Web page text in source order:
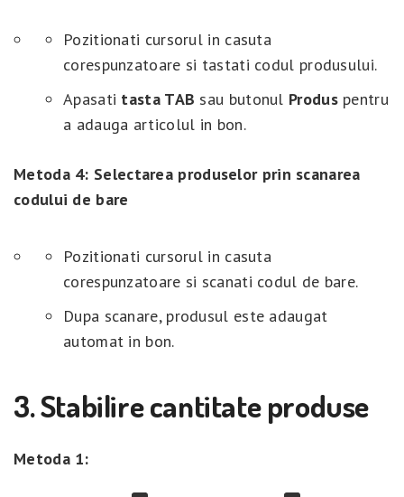
Pozitionati cursorul in casuta
corespunzatoare si tastati codul produsului.
Apasati tasta TAB sau butonul Produspentru
a adauga articolul in bon.
Metoda 4: Selectarea produselor prin scanarea
codului de bare
Pozitionati cursorul in casuta
corespunzatoare si scanati codul de bare.
Dupa scanare, produsul este adaugat
automat in bon.
3. Stabilire cantitate produse
Metoda 1: